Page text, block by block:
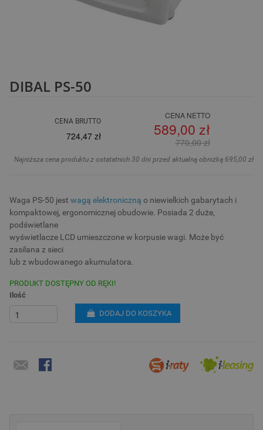
DIBAL PS-50
CENA BRUTTO
724,47 zł
CENA NETTO
589,00 zł
770,00 zł
Najniższa cena produktu z ostatatnich 30 dni przed aktualną obniżką 695,00 zł
Waga PS-50 jestwagą elektroniczną o niewielkich gabarytach i
kompaktowej, ergonomicznej obudowie. Posiada 2 duże,
podświetlane
wyświetlacze LCD umieszczone w korpusie wagi. Może być
zasilana z sieci
lub z wbudowanego akumulatora.
PRODUKT DOSTĘPNY OD RĘKI!
Ilość
DODAJ DO KOSZYKA